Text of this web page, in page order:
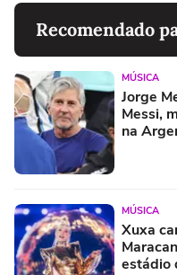
Recomendado
MÚSICA
Jorge
Messi,
na
MÚSICA
Xuxa
estádio